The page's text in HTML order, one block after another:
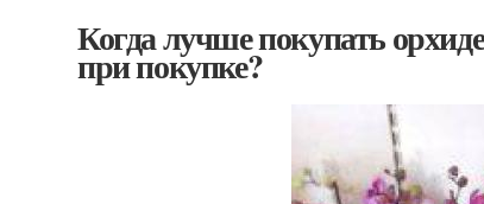
Когда лучше покупать
при покупке?